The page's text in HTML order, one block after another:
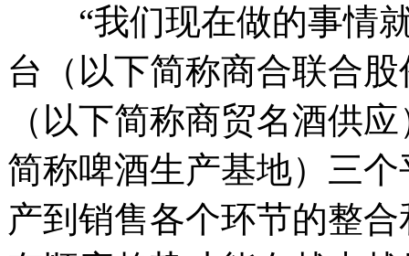
“我们现在做的事情就
台（以下简称商合联合
（以下简称商贸名酒供
简称啤酒生产基地）三
产到销售各个环节的整